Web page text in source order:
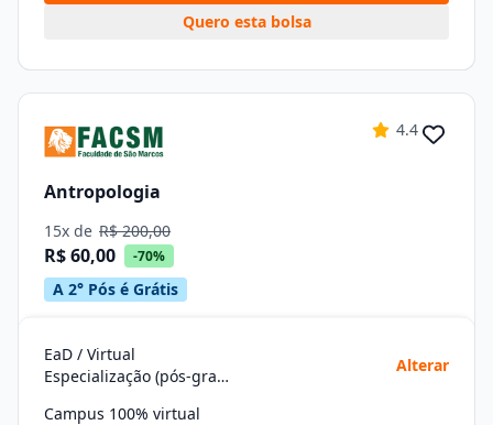
Quero esta bolsa
4.4
Antropologia
15x de R$ 200,00
R$ 60,00 -70%
A 2° Pós é Grátis
EaD / Virtual
Especialização (pós-graduação)
Alterar
Campus 100% virtual